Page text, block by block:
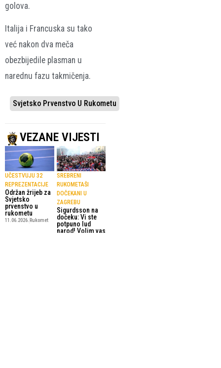
golova.
Italija i Francuska su tako
već nakon dva meča
obezbijedile plasman u
narednu fazu takmičenja.
Svjetsko Prvenstvo U Rukometu
VEZANE VIJESTI
UČESTVUJU 32
REPREZENTACIJE
Održan žrijeb za
Svjetsko
prvenstvo u
rukometu
11.06.2026. Rukomet
SREBRENI
RUKOMETAŠI
DOČEKANI U
ZAGREBU
Sigurdsson na
dočeku: Vi ste
potpuno lud
narod! Volim vas